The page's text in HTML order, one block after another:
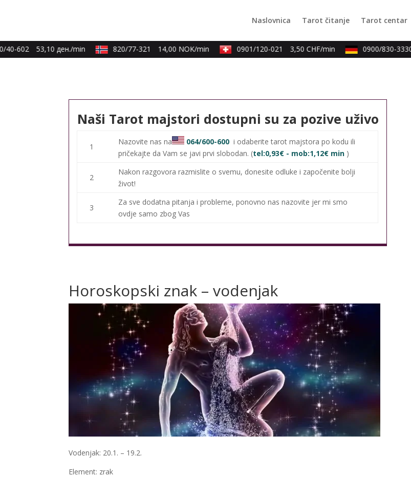
Naslovnica Tarot čitanje Tarot centar
40-602 53,10 ден./min 820/77-321 14,00 NOK/min 0901/120-021 3,50 CHF/min 0900/830-3330
Naši Tarot majstori dostupni su za pozive uživo
1
Nazovite nas na 064/600-600 i odaberite tarot majstora po kodu ili
pričekajte da Vam se javi prvi slobodan. (tel:0,93€ - mob:1,12€ min )
2
Nakon razgovora razmislite o svemu, donesite odluke i započenite bolji
život!
3
Za sve dodatna pitanja i probleme, ponovno nas nazovite jer mi smo
ovdje samo zbog Vas
Horoskopski znak – vodenjak
Vodenjak: 20.1. – 19.2.
Element: zrak